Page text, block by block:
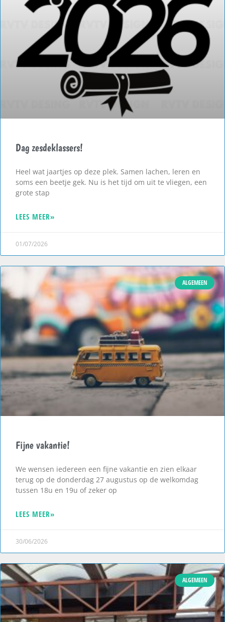
Dag zesdeklassers!
Heel wat jaartjes op deze plek. Samen lachen, leren en
soms een beetje gek. Nu is het tijd om uit te vliegen, een
grote stap
LEES MEER»
01/07/2026
ALGEMEEN
Fijne vakantie!
We wensen iedereen een fijne vakantie en zien elkaar
terug op de donderdag 27 augustus op de welkomdag
tussen 18u en 19u of zeker op
LEES MEER»
30/06/2026
ALGEMEEN